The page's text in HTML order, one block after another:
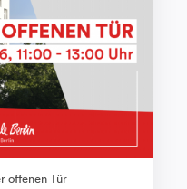
offenen Tür